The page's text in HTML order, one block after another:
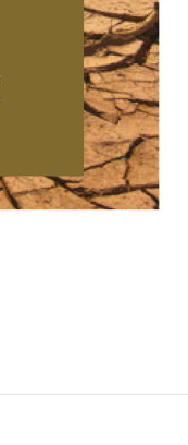
l’université d’été!